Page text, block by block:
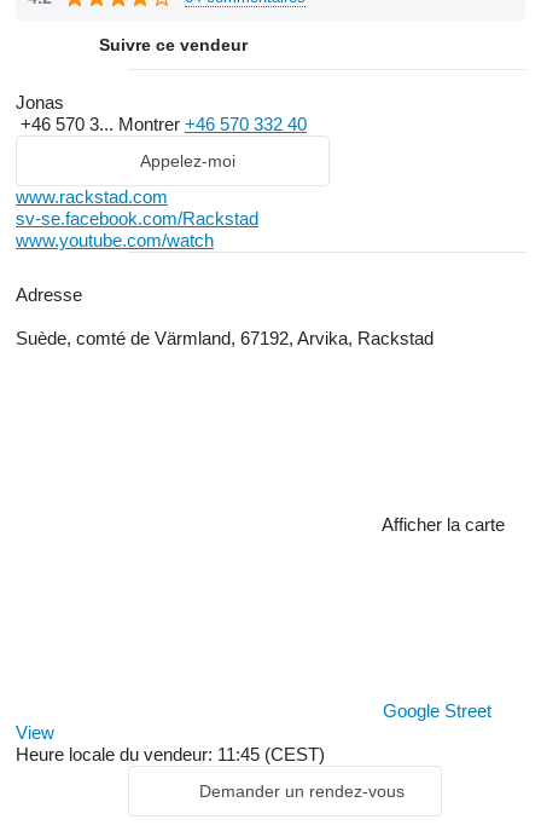
Suivre ce vendeur
Jonas
+46 570 3... Montrer +46 570 332 40
Appelez-moi
www.rackstad.com
sv-se.facebook.com/Rackstad
www.youtube.com/watch
Adresse
Suède, comté de Värmland, 67192, Arvika, Rackstad
Afficher la carte
Google Street
View
Heure locale du vendeur: 11:45 (CEST)
Demander un rendez-vous